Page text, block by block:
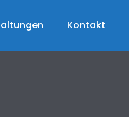
Kontakt